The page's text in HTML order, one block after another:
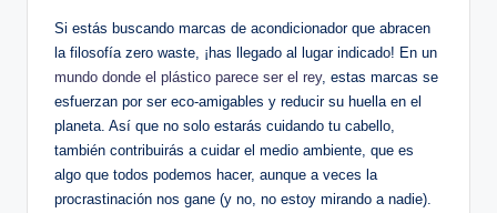
Si estás buscando marcas de acondicionador que abracen
la filosofía zero waste, ¡has llegado al lugar indicado! En un
mundo donde el plástico parece ser el rey, estas marcas se
esfuerzan por ser eco-amigables y reducir su huella en el
planeta. Así que no solo estarás cuidando tu cabello,
también contribuirás a cuidar el medio ambiente, que es
algo que todos podemos hacer, aunque a veces la
procrastinación nos gane (y no, no estoy mirando a nadie).